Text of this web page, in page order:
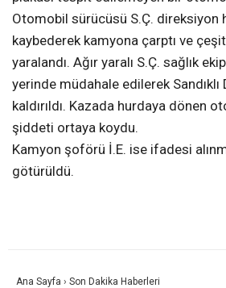
Otomobil sürücüsü S.Ç. direksiyon
kaybederek kamyona çarptı ve
yaralandı. Ağır yaralı S.Ç. sağlık
yerinde müdahale edilerek
kaldırıldı. Kazada hurdaya dönen
şiddeti ortaya koydu.
Kamyon şoförü İ.E. ise ifadesi
götürüldü.
Ana Sayfa › Son Dakika Haberleri